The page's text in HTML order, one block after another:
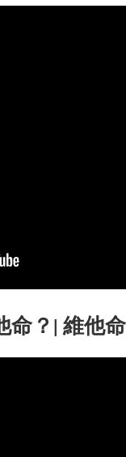
命？| 維他